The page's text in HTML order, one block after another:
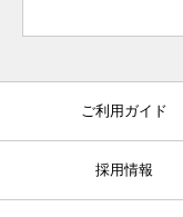
ご利用ガイド
採用情報